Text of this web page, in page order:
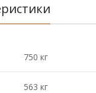
750 кг
563 кг